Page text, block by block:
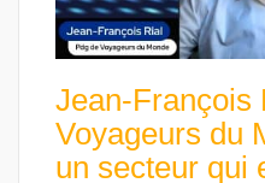
Jean-François
Voyageurs du
un secteur qui